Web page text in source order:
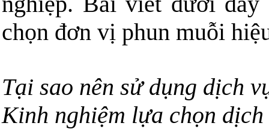
chọn đơn vị phun muỗi
Tại sao nên sử dụng dịch
Kinh nghiệm lựa chọn